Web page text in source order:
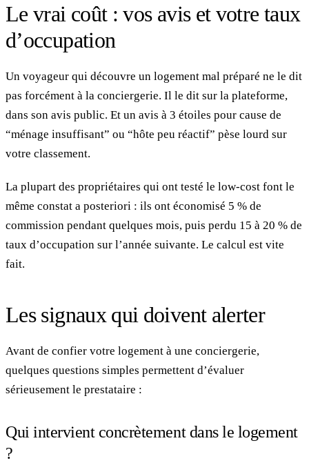
Le vrai coût : vos avis et votre taux
d’occupation
Un voyageur qui découvre un logement mal préparé ne le dit
pas forcément à la conciergerie. Il le dit sur la plateforme,
dans son avis public. Et un avis à 3 étoiles pour cause de
“ménage insuffisant” ou “hôte peu réactif” pèse lourd sur
votre classement.
La plupart des propriétaires qui ont testé le low-cost font le
même constat a posteriori : ils ont économisé 5 % de
commission pendant quelques mois, puis perdu 15 à 20 % de
taux d’occupation sur l’année suivante. Le calcul est vite
fait.
Les signaux qui doivent alerter
Avant de confier votre logement à une conciergerie,
quelques questions simples permettent d’évaluer
sérieusement le prestataire :
Qui intervient concrètement dans le logement
?